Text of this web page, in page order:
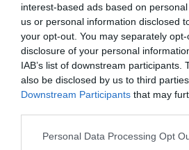
interest-based ads based on
us or personal information disclosed
your opt-out. You may separately
disclosure of your personal
IAB’s list of downstream participants.
also be disclosed by us to third
Downstream Participants that may
Please note that this website/app
Personal Data Processing Opt
Ceuta, non solo migranti:
propaganda sulla
4 Agosto 2026